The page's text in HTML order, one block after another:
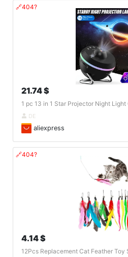
🔗404?
21.74 $
1 pc 13 in 1 Star Projector Night
DE
aliexpress
🔗404?
4.14 $
12Pcs Replacement Cat Feather Toy